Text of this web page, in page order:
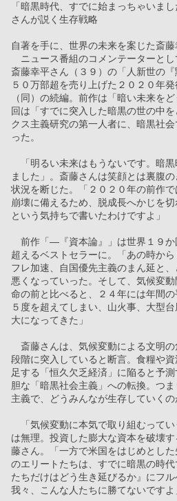
「暗黒時代、すでに始まっちゃいま
さんが説く生存戦略
自著を手に、世界の未来を案じた斎
ニュース番組のコメンテーターとし
斎藤幸平さん（３９）の「人新世の『
５０万部超を売り上げた２０２０年発
（同）の続編。前作は「暗い未来を
回は「すでに突入した暗黒の世の中
クス主義研究の第一人者に、暗黒社
った。
「明るい未来はもうないです。暗
ました」。斎藤さんは笑顔とは裏腹
状況を断じた。「２０２０年の前作
崩壊に備えるため、脱成長へかじを
という気持ちで書いたわけですよ」
前作「―『資本論』」は世界１９か
超えるベストセラーに。「あの時か
フレ加速、自国優先主義のまん延と
悪くなっていった。そして、気候変
命の前と比べると、２４年には年間
５度を超えてしまい、山火事、大型
大になってきた」
斎藤さんは、気候変動による文明
段階に突入していると断言。食糧や
足する「恒久欠乏経済」に陥ると予
胆な「暗黒社会主義」への転換。つ
主義で、どうみんなが生存していくの
「気候変動に本気で取り組むって
は無理。投資した膨大な資本を破壊
藤さん。「一方で米国をはじめとし
のエリートたちは、すでに暗黒の時
たちだけはどう生き延びるか』にフル
我々、こんな人たちに勝てないですよ